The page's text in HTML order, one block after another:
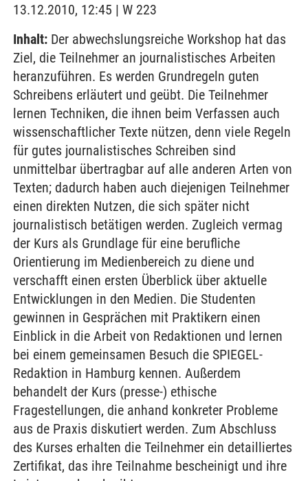
13.12.2010, 12:45 | W 223
Inhalt: Der abwechslungsreiche Workshop hat das
Ziel, die Teilnehmer an journalistisches Arbeiten
heranzuführen. Es werden Grundregeln guten
Schreibens erläutert und geübt. Die Teilnehmer
lernen Techniken, die ihnen beim Verfassen auch
wissenschaftlicher Texte nützen, denn viele Regeln
für gutes journalistisches Schreiben sind
unmittelbar übertragbar auf alle anderen Arten von
Texten; dadurch haben auch diejenigen Teilnehmer
einen direkten Nutzen, die sich später nicht
journalistisch betätigen werden. Zugleich vermag
der Kurs als Grundlage für eine berufliche
Orientierung im Medienbereich zu diene und
verschafft einen ersten Überblick über aktuelle
Entwicklungen in den Medien. Die Studenten
gewinnen in Gesprächen mit Praktikern einen
Einblick in die Arbeit von Redaktionen und lernen
bei einem gemeinsamen Besuch die SPIEGEL-
Redaktion in Hamburg kennen. Außerdem
behandelt der Kurs (presse-) ethische
Fragestellungen, die anhand konkreter Probleme
aus de Praxis diskutiert werden. Zum Abschluss
des Kurses erhalten die Teilnehmer ein detailliertes
Zertifikat, das ihre Teilnahme bescheinigt und ihre